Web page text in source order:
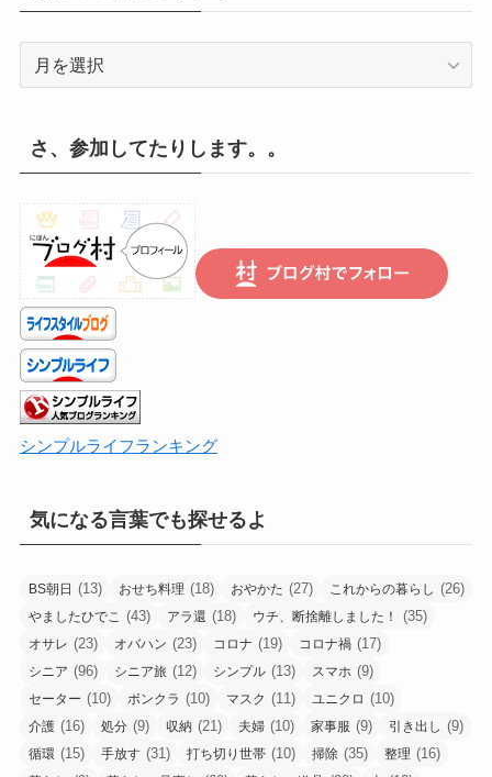
り
こ
ち
ら
で
さ、参加してたりします。。
シンプルライフランキング
気になる言葉でも探せるよ
BS朝日 (13) おせち料理 (18) おやかた (27) これからの暮らし (26)
やましたひでこ (43) アラ還 (18) ウチ、断捨離しました！ (35)
オサレ (23) オバハン (23) コロナ (19) コロナ禍 (17)
シニア (96) シニア旅 (12) シンプル (13) スマホ (9)
セーター (10) ボンクラ (10) マスク (11) ユニクロ (10)
介護 (16) 処分 (9) 収納 (21) 夫婦 (10) 家事服 (9) 引き出し (9)
循環 (15) 手放す (31) 打ち切り世帯 (10) 掃除 (35) 整理 (16)